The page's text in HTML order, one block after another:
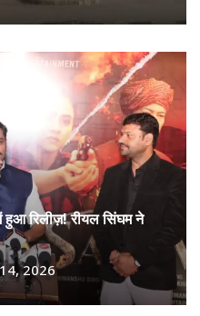
हुआ रिलीज़! रीयल सिंघम ने
2026